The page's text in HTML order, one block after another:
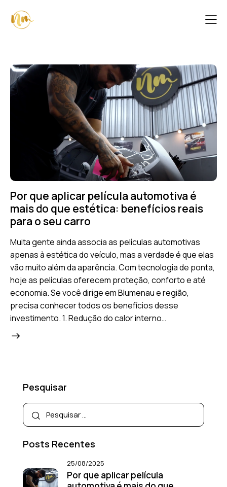
Por que aplicar película automotiva é
mais do que estética: benefícios reais
para o seu carro
Muita gente ainda associa as películas automotivas
apenas à estética do veículo, mas a verdade é que elas
vão muito além da aparência. Com tecnologia de ponta,
hoje as películas oferecem proteção, conforto e até
economia. Se você dirige em Blumenau e região,
precisa conhecer todos os benefícios desse
investimento. 1. Redução do calor interno…
Pesquisar
Posts Recentes
25/08/2025
Por que aplicar película